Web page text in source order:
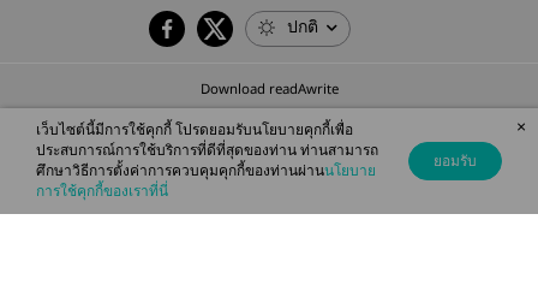
ปกติ
Download readAwrite
© 2026 readAwrite.com by MEB Corporation Public Company Limited
This site is protected by reCAPTCHA and the Google
เว็บไซต์นี้มีการใช้คุกกี้ โปรดยอมรับนโยบายคุกกี้เพื่อ
ประสบการณ์การใช้บริการที่ดีที่สุดของท่าน ท่านสามารถ
ศึกษาวิธีการตั้งค่าการควบคุมคุกกี้ของท่านผ่านนโยบาย
การใช้คุกกี้ของเราที่นี่
ยอมรับ
×